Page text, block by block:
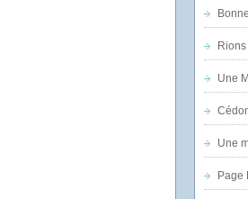
Une
Une
Page